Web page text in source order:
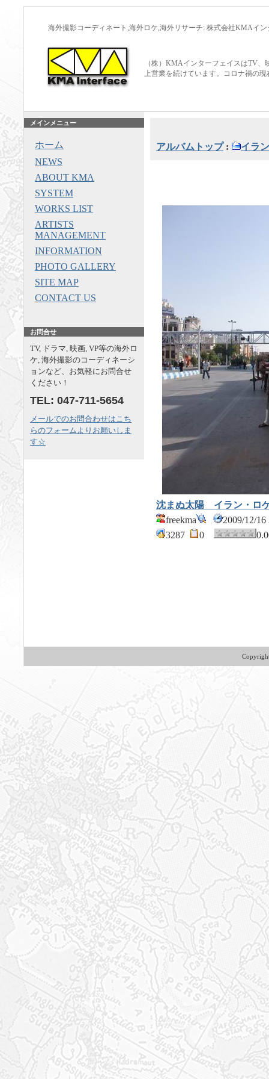
海外撮影コーディネート,海外ロケ,海外リサーチ: 株式会社KMAイ
（株）KMAインターフェイスはTV
上営業を続けています。コロナ禍の
アルバムトップ: イラ
沈まぬ太陽 イラン・ロ
freekma
2009/12/
3287
0
メインメニュー
ホーム
NEWS
ABOUT KMA
SYSTEM
WORKS LIST
ARTISTS
MANAGEMENT
INFORMATION
PHOTO GALLERY
SITE MAP
CONTACT US
お問合せ
TV, ドラマ, 映画, VP等の海外ロ
ケ, 海外撮影のコーディネーシ
ョンなど、お気軽にお問合せ
ください！
TEL: 047-711-5654
メールでのお問合わせはこち
らのフォームよりお願いしま
す☆